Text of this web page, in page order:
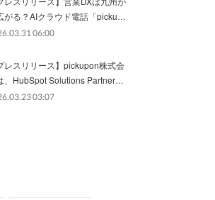
がる？AIクラウド電話「picku…
06:00
レスリリース】pickupon株式会
、HubSpot Solutions Partner…
03:07